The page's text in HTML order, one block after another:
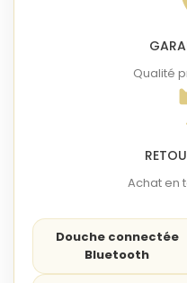
Qualité
Achat en
Douche connectée
Bluetooth